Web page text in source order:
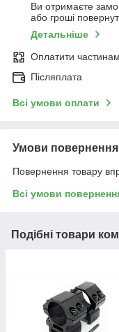
Ви отримаєте
або гроші
Детальніше
Оплатити
Післяплата
Всі умови оплати
Умови повернення
Повернення товару
Всі умови
Подібні товари